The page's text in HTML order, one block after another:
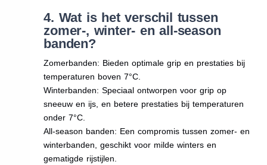
4. Wat is het verschil tussen
zomer-, winter- en all-season
banden?
Zomerbanden: Bieden optimale grip en prestaties bij
temperaturen boven 7°C.
Winterbanden: Speciaal ontworpen voor grip op
sneeuw en ijs, en betere prestaties bij temperaturen
onder 7°C.
All-season banden: Een compromis tussen zomer- en
winterbanden, geschikt voor milde winters en
gematigde rijstijlen.